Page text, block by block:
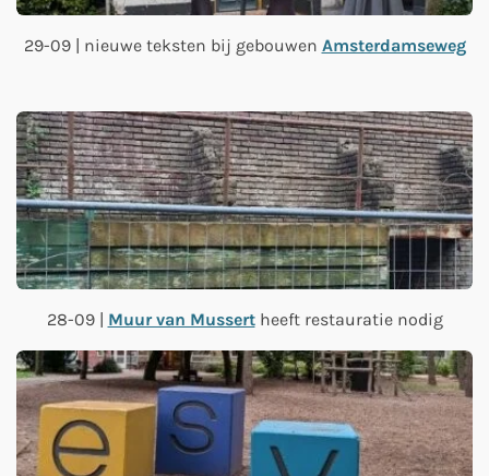
29-09 | nieuwe teksten bij gebouwen Amsterdamseweg
28-09 | Muur van Mussert heeft restauratie nodig